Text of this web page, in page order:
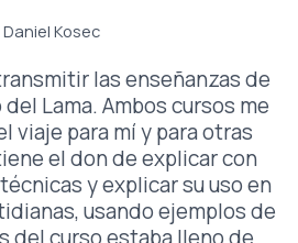
Daniel Kosec
las enseñanzas de
Lama. Ambos cursos me
viaje para mí y para otras
el don de explicar con
y explicar su uso en
usando ejemplos de